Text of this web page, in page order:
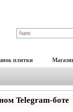
плитки
Telegram-боте